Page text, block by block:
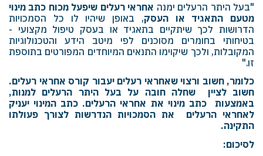
"בעל היתר הרעלים ימנה אחראי רעלים שיפעל מכוח כתב מינוי
מטעם התאגיד או העסק, באופן שיהיו לו כל הסמכויות
הדרושות לכך שיתקיים בתאגיד או בעסק טיפול מקצועי -
בטיחותי בחומרים מסוכנים לפי מיטב הידע והטכנולוגיות
המקובלות, ולכך שיקוימו התנאים המיוחדים המפורטים בתוספת
זו."
כלומר, חשוב ורצוי שאחראי רעלים יעבור קורס אחראי רעלים.
חשוב לציין שחלה חובה על בעל היתר הרעלים למנות,
באמצעות כתב מינוי את אחראי הרעלים. כתב המינוי יעניק
לאחראי הרעלים את הסמכויות הנדרשות לצורך פעולתו
התקינה.
לסיכום: